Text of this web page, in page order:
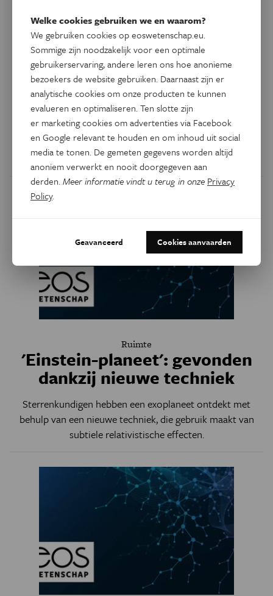
Natuurwetenschappen
Water maken bij 260 graden
onder nul
Onderzoekers van het Laboratorium voor Astrofysica van
de Sterrewacht Leiden zijn erin geslaagd om water te
maken onder omstandigheden zoals die in de ruimte
heersen.
Ruimte
'Einstein-planeet': gevonden
dankzij nieuwe techniek
Sterrenkundigen hebben een exoplaneet ontdekt met
behulp van een nieuwe techniek, die gebruik maakt van
subtiele relativistische effecten.
Welke cookies gebruiken we en waarom?
We gebruiken cookies op eoswetenschap.eu.
Sommige zijn noodzakelijk voor een optimale
gebruikerservaring, andere leren ons hoe anonieme
bezoekers de website gebruiken. Daarnaast zijn er
analytische cookies om onze producten te kunnen
evalueren en optimaliseren. Ten slotte zijn
er marketing cookies om advertenties via Facebook
en Google relevant te houden en om inhoud uit social
media te tonen. De gemeten gegevens worden altijd
anoniem verwerkt en nooit doorgegeven aan
derden.Meer informatie vindt u terug in onze Privacy
Policy.
Geavanceerd Cookies aanvaarden